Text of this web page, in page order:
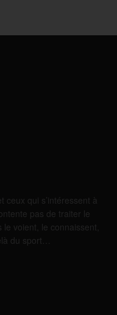
ceux qui s’intéressent à
pas de traiter le
voient, le connaissent,
du sport…